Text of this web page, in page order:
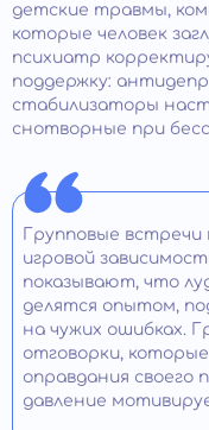
детские травмы,
которые человек
психиатр
поддержку:
стабилизаторы
снотворные при
Групповые
игровой
показывают, что
делятся опытом,
на чужих ошибках.
отговорки,
оправдания своего
давление